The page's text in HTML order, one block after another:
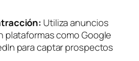
Utiliza anuncios
plataformas como Google
para captar prospectos